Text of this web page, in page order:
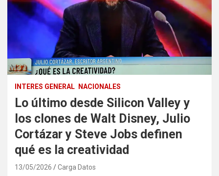
INTERES GENERAL NACIONALES
Lo último desde Silicon Valley y
los clones de Walt Disney, Julio
Cortázar y Steve Jobs definen
qué es la creatividad
13/05/2026 Carga Datos